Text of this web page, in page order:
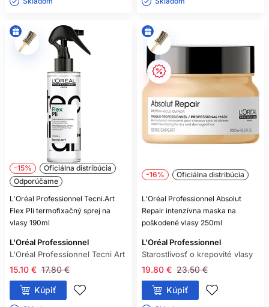
-15%
Oficiálna distribúcia
Odporúčame
L'Oréal Professionnel Tecni.Art
Flex Pli termofixačný sprej na
vlasy 190ml
L'Oréal Professionnel
L'Oréal Professionnel Tecni Art
17.80 €
15.10 €
Kúpiť
-16% Oficiálna distribúcia
L'Oréal Professionnel Absolut
Repair intenzívna maska na
poškodené vlasy 250ml
L'Oréal Professionnel
Starostlivosť o krepovité vlasy
23.50 €
19.80 €
Kúpiť